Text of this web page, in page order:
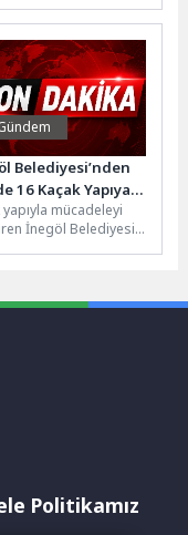
Belediyesi’nden
16 Kaçak Yapıya
yapıyla mücadeleyi
İnegöl Belediyesi,
Politikamız